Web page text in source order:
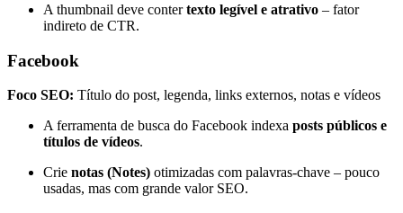
A thumbnail deve contertexto legível e atrativo – fator
indireto de CTR.
Facebook
Foco SEO: Título do post, legenda, links externos, notas e vídeos
A ferramenta de busca do Facebook indexa posts públicos e
títulos de vídeos.
Crie notas (Notes) otimizadas com palavras-chave – pouco
usadas, mas com grande valor SEO.